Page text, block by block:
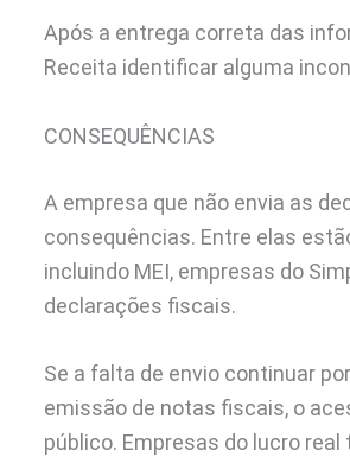
Após a entrega correta das
Receita identificar alguma
CONSEQUÊNCIAS
A empresa que não envia as
consequências. Entre elas
incluindo MEI, empresas do
declarações fiscais.
Se a falta de envio continuar
emissão de notas fiscais, o
público. Empresas do lucro